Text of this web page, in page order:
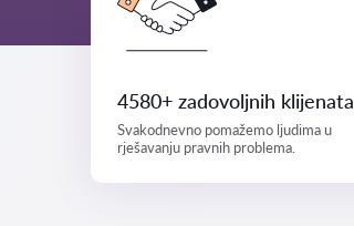
4580+ zadovoljnih klijenata
Svakodnevno pomažemo ljudima u
rješavanju pravnih problema.